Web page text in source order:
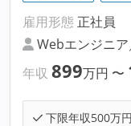
雇用形態 正社員
Webエンジニ
年収 899万円 〜
下限年収500万